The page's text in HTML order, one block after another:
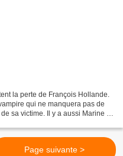
la perte de François Hollande.
qui ne manquera pas de
sa victime. Il y a aussi Marine la
Page suivante >